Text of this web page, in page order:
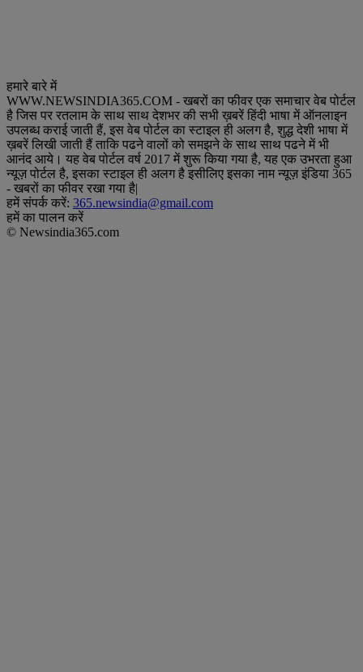
हमारे बारे में
WWW.NEWSINDIA365.COM - खबरों का फीवर एक समाचार वेब पोर्टल
है जिस पर रतलाम के साथ साथ देशभर की सभी ख़बरें हिंदी भाषा में ऑनलाइन
उपलब्ध कराई जाती हैं, इस वेब पोर्टल का स्टाइल ही अलग है, शुद्ध देशी भाषा में
ख़बरें लिखी जाती हैं ताकि पढने वालों को समझने के साथ साथ पढने में भी
आनंद आये। यह वेब पोर्टल वर्ष 2017 में शुरू किया गया है, यह एक उभरता हुआ
न्यूज़ पोर्टल है, इसका स्टाइल ही अलग है इसीलिए इसका नाम न्यूज़ इंडिया 365
- खबरों का फीवर रखा गया है|
हमें संपर्क करें: 365.newsindia@gmail.com
हमें का पालन करें
© Newsindia365.com